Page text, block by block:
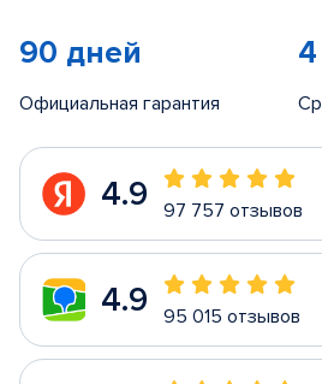
90 дней
Официальная гарантия
4.9 97 757 отзывов
4.9 95 015 отзывов